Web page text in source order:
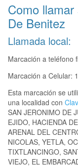
Como
De Benitez
Llamada local:
Marcación a teléfono
Marcación a Celular:
Esta marcación se
una localidad con
SAN JERONIMO DE
EJIDO, HACIENDA
ARENAL DEL
NICOLAS, YETLA,
TIXTLANCINGO,
VIEJO, EL